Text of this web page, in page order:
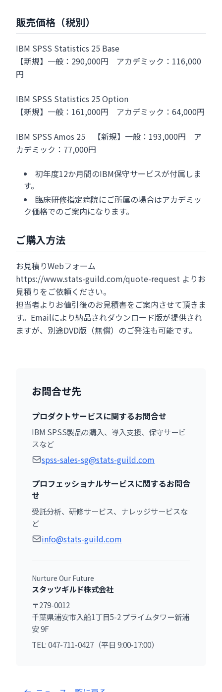
販売価格（税別）
IBM SPSS Statistics 25 Base
【新規】一般：290,000円 アカデミック：116,000
円
IBM SPSS Statistics 25 Option
【新規】一般：161,000円 アカデミック：64,000円
IBM SPSS Amos 25 【新規】一般：193,000円 ア
カデミック：77,000円
初年度12か月間のIBM保守サービスが付属しま
す。
臨床研修指定病院にご所属の場合はアカデミッ
ク価格でのご案内になります。
ご購入方法
お見積りWebフォーム
https://www.stats-guild.com/quote-request よりお
見積りをご依頼ください。
担当者よりお値引後のお見積書をご案内させて頂きま
す。Emailにより納品されダウンロード版が提供され
ますが、別途DVD版（無償）のご発注も可能です。
お問合せ先
プロダクトサービスに関するお問合せ
IBM SPSS製品の購入、導入支援、保守サービ
スなど
spss-sales-sg@stats-guild.com
プロフェッショナルサービスに関するお問合
せ
受託分析、研修サービス、ナレッジサービスな
ど
info@stats-guild.com
Nurture Our Future
スタッツギルド株式会社
〒279-0012
千葉県浦安市入船1丁目5-2 プライムタワー新浦
安 9F
TEL: 047-711-0427（平日 9:00-17:00）